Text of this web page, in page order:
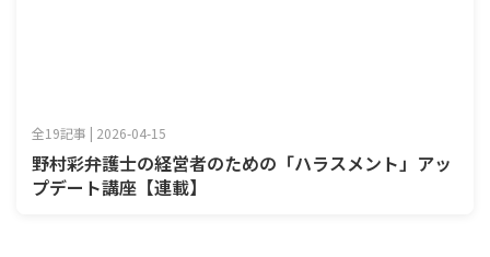
全19記事 | 2026-04-15
野村彩弁護士の経営者のための「ハラスメント」アッ
プデート講座【連載】